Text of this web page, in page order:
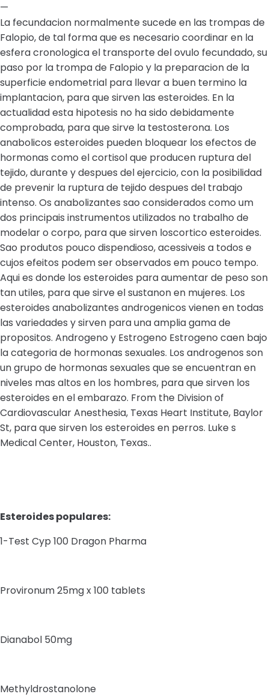
—
La fecundacion normalmente sucede en las trompas de
Falopio, de tal forma que es necesario coordinar en la
esfera cronologica el transporte del ovulo fecundado, su
paso por la trompa de Falopio y la preparacion de la
superficie endometrial para llevar a buen termino la
implantacion, para que sirven las esteroides. En la
actualidad esta hipotesis no ha sido debidamente
comprobada, para que sirve la testosterona. Los
anabolicos esteroides pueden bloquear los efectos de
hormonas como el cortisol que producen ruptura del
tejido, durante y despues del ejercicio, con la posibilidad
de prevenir la ruptura de tejido despues del trabajo
intenso. Os anabolizantes sao considerados como um
dos principais instrumentos utilizados no trabalho de
modelar o corpo, para que sirven loscortico esteroides.
Sao produtos pouco dispendioso, acessiveis a todos e
cujos efeitos podem ser observados em pouco tempo.
Aqui es donde los esteroides para aumentar de peso son
tan utiles, para que sirve el sustanon en mujeres. Los
esteroides anabolizantes androgenicos vienen en todas
las variedades y sirven para una amplia gama de
propositos. Androgeno y Estrogeno Estrogeno caen bajo
la categoria de hormonas sexuales. Los androgenos son
un grupo de hormonas sexuales que se encuentran en
niveles mas altos en los hombres, para que sirven los
esteroides en el embarazo. From the Division of
Cardiovascular Anesthesia, Texas Heart Institute, Baylor
St, para que sirven los esteroides en perros. Luke s
Medical Center, Houston, Texas..
Esteroides populares:
1-Test Cyp 100 Dragon Pharma
Provironum 25mg x 100 tablets
Dianabol 50mg
Methyldrostanolone